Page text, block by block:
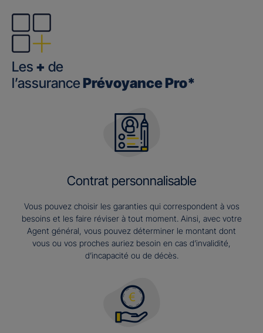
Les + de
l’assurance Prévoyance Pro*
Contrat personnalisable
Vous pouvez choisir les garanties qui correspondent à vos
besoins et les faire réviser à tout moment. Ainsi, avec votre
Agent général, vous pouvez déterminer le montant dont
vous ou vos proches auriez besoin en cas d’invalidité,
d’incapacité ou de décès.